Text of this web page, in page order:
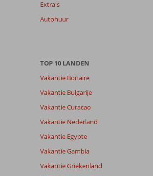
over
beoordelingen.
Totale score
Gebaseerd op:
361
8,0
Zeer goed
Extra's
Autohuur
TOP 10 LANDEN
Vakantie Bonaire
Vakantie Bulgarije
Vakantie Curacao
Vakantie Nederland
Vakantie Egypte
Vakantie Gambia
Vakantie Griekenland